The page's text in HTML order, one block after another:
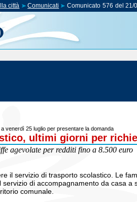
città Comunicati Comunicato 576 del 21/
venerdì 25 luglio per presentare la domanda
ultimi giorni per
agevolate per redditi fino a 8.500 euro
il servizio di trasporto scolastico. Le
di accompagnamento da casa
comunale.